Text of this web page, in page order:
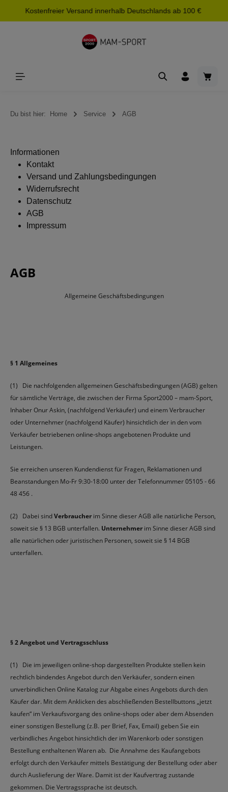
springen
Kostenfreier Versand innerhalb Deutschlands ab 100 €
Du bist hier: Home Service AGB
Informationen
Kontakt
Versand und Zahlungsbedingungen
Widerrufsrecht
Datenschutz
AGB
Impressum
AGB
Allgemeine Geschäftsbedingungen
§ 1 Allgemeines
(1) Die nachfolgenden allgemeinen Geschäftsbedingungen (AGB) gelten
für sämtliche Verträge, die zwischen der Firma Sport2000 – mam-Sport,
Inhaber Onur Askin, (nachfolgend Verkäufer) und einem Verbraucher
oder Unternehmer (nachfolgend Käufer) hinsichtlich der in den vom
Verkäufer betriebenen online-shops angebotenen Produkte und
Leistungen.
Sie erreichen unseren Kundendienst für Fragen, Reklamationen und
Beanstandungen Mo-Fr 9:30-18:00 unter der Telefonnummer 05105 - 66
48 456 .
(2) Dabei sindVerbraucher im Sinne dieser AGB alle natürliche Person,
soweit sie § 13 BGB unterfallen. Unternehmer im Sinne dieser AGB sind
alle natürlichen oder juristischen Personen, soweit sie § 14 BGB
unterfallen.
§ 2 Angebot und Vertragsschluss
(1) Die im jeweiligen online-shop dargestellten Produkte stellen kein
rechtlich bindendes Angebot durch den Verkäufer, sondern einen
unverbindlichen Online Katalog zur Abgabe eines Angebots durch den
Käufer dar. Mit dem Anklicken des abschließenden Bestellbuttons „jetzt
kaufen“ im Verkaufsvorgang des online-shops oder aber dem Absenden
einer sonstigen Bestellung (z.B. per Brief, Fax, Email) geben Sie ein
verbindliches Angebot hinsichtlich der im Warenkorb oder sonstigen
Bestellung enthaltenen Waren ab. Die Annahme des Kaufangebots
erfolgt durch den Verkäufer mittels Bestätigung der Bestellung oder aber
durch Auslieferung der Ware. Damit ist der Kaufvertrag zustande
gekommen. Die Vertragssprache ist deutsch.